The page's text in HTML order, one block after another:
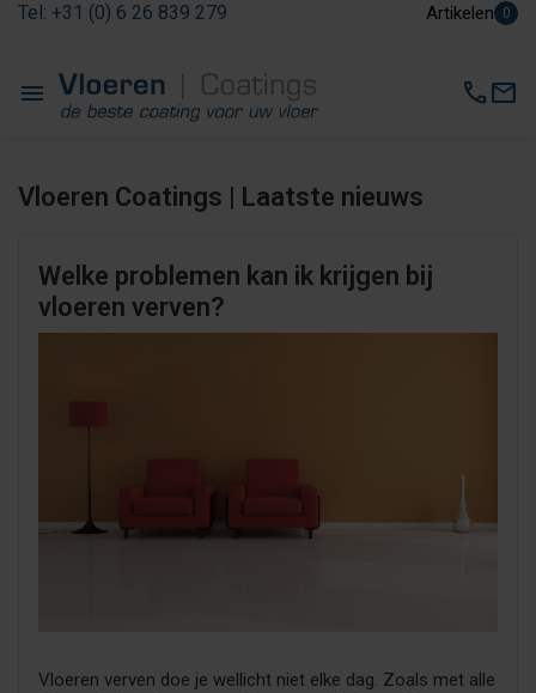
Tel: +31 (0) 6 26 839 279 Artikelen 0
menu callmail
Vloeren Coatings | Laatste nieuws
Welke problemen kan ik krijgen bij
vloeren verven?
Vloeren verven doe je wellicht niet elke dag. Zoals met alle